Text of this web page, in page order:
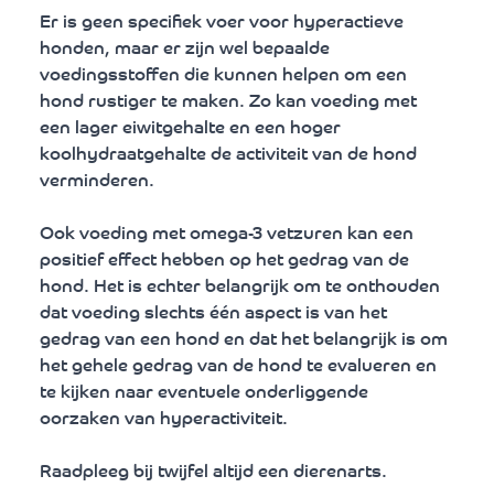
Er is geen specifiek voer voor hyperactieve
honden, maar er zijn wel bepaalde
voedingsstoffen die kunnen helpen om een
hond rustiger te maken. Zo kan voeding met
een lager eiwitgehalte en een hoger
koolhydraatgehalte de activiteit van de hond
verminderen.
Ook voeding met omega-3 vetzuren kan een
positief effect hebben op het gedrag van de
hond. Het is echter belangrijk om te onthouden
dat voeding slechts één aspect is van het
gedrag van een hond en dat het belangrijk is om
het gehele gedrag van de hond te evalueren en
te kijken naar eventuele onderliggende
oorzaken van hyperactiviteit.
Raadpleeg bij twijfel altijd een dierenarts.